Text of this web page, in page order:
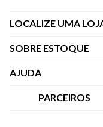
LOCALIZE UMA
SOBRE ESTOQUE
Quem Somos
AJUDA
Central de
PARCEIROS